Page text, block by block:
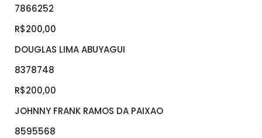
7866252
R$200,00
DOUGLAS LIMA ABUYAGUI
8378748
R$200,00
JOHNNY FRANK RAMOS DA PAIXAO
8595568